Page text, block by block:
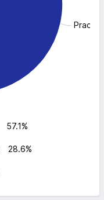
57.1%
28.6%